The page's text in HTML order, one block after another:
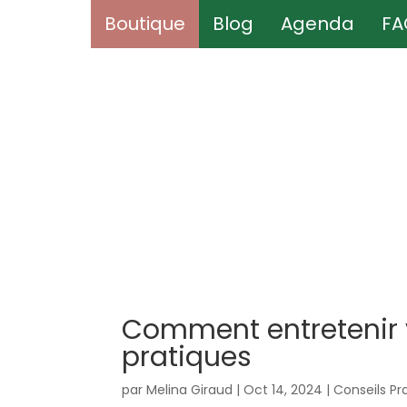
Boutique Blog Agenda
Boutique Blog Agenda
Comment
pratiques
parMelina Giraud |Oct 14, 2024 |Conseils